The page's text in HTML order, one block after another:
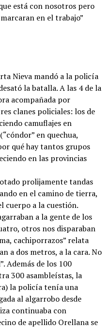
está con nosotros pero
en el trabajo”
Nieva mandó a la policía
la batalla. A las 4 de la
acompañada por
clanes policiales: los de
camuflajes en
en quechua,
qué hay tantos grupos
en las provincias
prolijamente tandas
en el camino de tierra,
cuerpo a la cuestión.
a la gente de los
otros nos disparaban
cachiporrazos” relata
a dos metros, a la cara. No
Además de los 100
300 asambleístas, la
la policía tenía una
al algarrobo desde
continuaba con
de apellido Orellana se